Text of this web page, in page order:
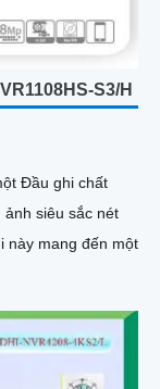
S3/H
Đầu ghi chất
này mang đến một